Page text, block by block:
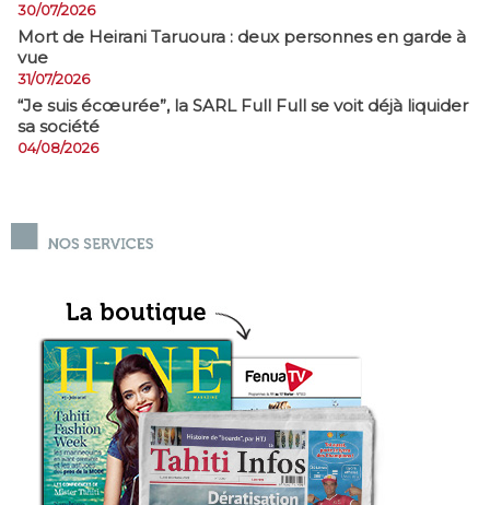
30/07/2026
Mort de Heirani Taruoura : deux personnes en garde à
vue
31/07/2026
​“Je suis écœurée”, la SARL Full Full se voit déjà liquider
sa société
04/08/2026